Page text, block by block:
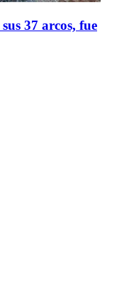
37 arcos, fue